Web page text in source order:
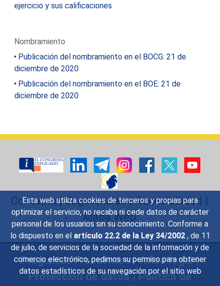
Esta web utiliza cookies de terceros y propias para
optimizar el servicio, no recaba ni cede datos de carácter
personal de los usuarios sin su conocimiento. Conforme a
lo dispuesto en el artículo 22.2 de la Ley 34/2002 , de 11
de julio, de servicios de la sociedad de la información y de
comercio electrónico, pedimos su permiso para obtener
datos estadísticos de su navegación por el sitio web
ejercicio y sus calificaciones
Nombramiento
Publicación del nombramiento en el BOCG: 21 de
diciembre de 2020
Publicación del nombramiento en el BOE: 21 de
diciembre de 2020
Contacto|Sugerencias|Accesibilidad |
Mapa Web
Preguntas Frecuentes|Aviso legal|
Protección de datos|Política de